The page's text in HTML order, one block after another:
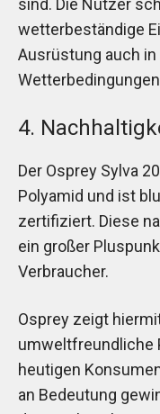
sind. Die Nutzer
wetterbeständige
Ausrüstung auch
4.
Der Osprey Sylva
Polyamid und ist
zertifiziert. Diese
ein großer
Verbraucher.
Osprey zeigt
umweltfreundliche
heutigen
an Bedeutung